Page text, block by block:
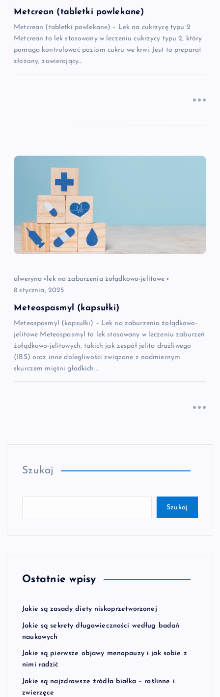
s
u
Metcrean (tabletki powlekane)
Metcrean (tabletki powlekane) – Lek na cukrzycę typu 2
Metcrean to lek stosowany w leczeniu cukrzycy typu 2, który
pomaga kontrolować poziom cukru we krwi. Jest to preparat
złożony, zawierający…
alweryna
lek na zaburzenia żołądkowo-jelitowe
8 stycznia, 2025
Meteospasmyl (kapsułki)
Meteospasmyl (kapsułki) – Lek na zaburzenia żołądkowo-
jelitowe Meteospasmyl to lek stosowany w leczeniu zaburzeń
żołądkowo-jelitowych, takich jak zespół jelita drażliwego
(IBS) oraz inne dolegliwości związane z nadmiernym
skurczem mięśni gładkich…
Szukaj
Szukaj
Ostatnie wpisy
Jakie są zasady diety niskoprzetworzonej
Jakie są sekrety długowieczności według badań
naukowych
Jakie są pierwsze objawy menopauzy i jak sobie z
nimi radzić
Jakie są najzdrowsze źródła białka – roślinne i
zwierzęce